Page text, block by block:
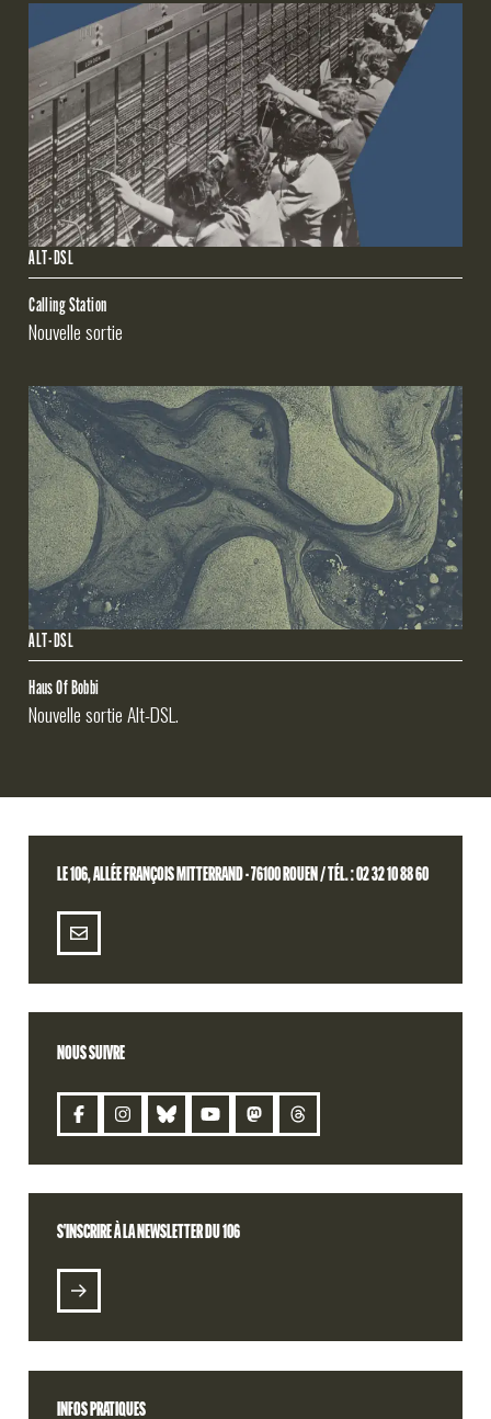
ALT-DSL
Calling Station
Nouvelle sortie
ALT-DSL
Haus Of Bobbi
Nouvelle sortie Alt-DSL.
LE 106, ALLÉE FRANÇOIS MITTERRAND - 76100 ROUEN / TÉL. : 02 32 10 88 60
NOUS SUIVRE
S'INSCRIRE À LA NEWSLETTER DU 106
INFOS PRATIQUES
CONTACT
S'INSCRIRE À LA NEWSLETTER DU 106
BILLETTERIE
RETROUVEZ VOTRE COMMANDE